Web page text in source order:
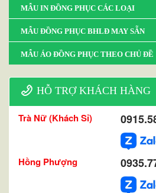
MẪU IN ĐỒNG PHỤC CÁC LOẠI
MẪU ĐỒNG PHỤC BHLĐ MAY SẴN
MẪU ÁO ĐỒNG PHỤC THEO CHỦ ĐỀ
HỖ TRỢ KHÁCH HÀNG
Trà Nữ (Khách Sỉ)
Hồng Phượng